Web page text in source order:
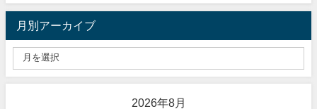
月別アーカイブ
2026年8月